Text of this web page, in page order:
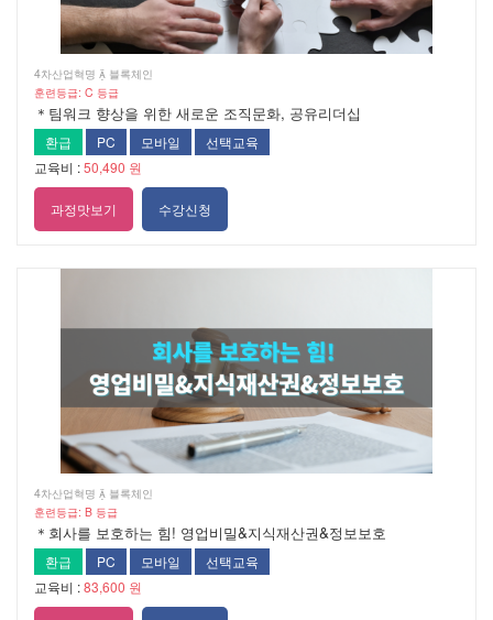
4차산업혁명  블록체인
훈련등급: C 등급
＊팀워크 향상을 위한 새로운 조직문화, 공유리더십
환급 PC 모바일
선택교육
교육비 :50,490 원
과정맛보기 수강신청
4차산업혁명  블록체인
훈련등급: B 등급
＊회사를 보호하는 힘! 영업비밀&지식재산권&정보보호
환급 PC 모바일
선택교육
교육비 :83,600 원